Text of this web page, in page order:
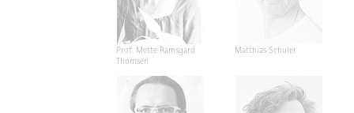
Prof. Mette Ramsgard
Thomsen
Matthias Schuler